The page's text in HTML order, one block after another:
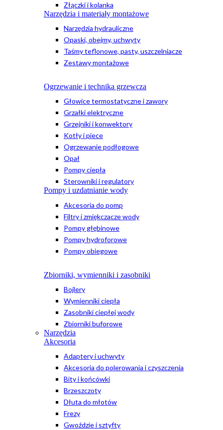
Złączki i kolanka
Narzędzia i materiały montażowe
Narzędzia hydrauliczne
Opaski, obejmy, uchwyty
Taśmy teflonowe, pasty, uszczelniacze
Zestawy montażowe
Ogrzewanie i technika grzewcza
Głowice termostatyczne i zawory
Grzałki elektryczne
Grzejniki i konwektory
Kotły i piece
Ogrzewanie podłogowe
Opał
Pompy ciepła
Sterowniki i regulatory
Pompy i uzdatnianie wody
Akcesoria do pomp
Filtry i zmiękczacze wody
Pompy głębinowe
Pompy hydroforowe
Pompy obiegowe
Zbiorniki, wymienniki i zasobniki
Bojlery
Wymienniki ciepła
Zasobniki ciepłej wody
Zbiorniki buforowe
Narzędzia
Akcesoria
Adaptery i uchwyty
Akcesoria do polerowania i czyszczenia
Bity i końcówki
Brzeszczoty
Dłuta do młotów
Frezy
Gwoździe i sztyfty